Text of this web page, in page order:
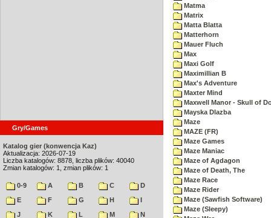
Gry/Games
Katalog gier (konwencja Kaz)
Aktualizacja: 2026-07-19
Liczba katalogów: 8878, liczba plików: 40040
Zmian katalogów: 1, zmian plików: 1
0-9 A B C
D
E
F G H
I
J
K L M
N
Matma
Matrix
Matta Blatta
Matterhorn
Mauer Fluch
Max
Maxi Golf
Maximillian B
Max's Adventure
Maxter Mind
Maxwell Manor - Skull of
Mayska Dlazba
Maze
MAZE (FR)
Maze Games
Maze Maniac
Maze of Agdagon
Maze of Death, The
Maze Race
Maze Rider
Maze (Sawfish Software)
Maze (Sleepy)